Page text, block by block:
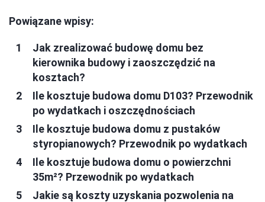
Powiązane wpisy:
Jak zrealizować budowę domu bez
kierownika budowy i zaoszczędzić na
kosztach?
Ile kosztuje budowa domu D103? Przewodnik
po wydatkach i oszczędnościach
Ile kosztuje budowa domu z pustaków
styropianowych? Przewodnik po wydatkach
Ile kosztuje budowa domu o powierzchni
35m²? Przewodnik po wydatkach
Jakie są koszty uzyskania pozwolenia na